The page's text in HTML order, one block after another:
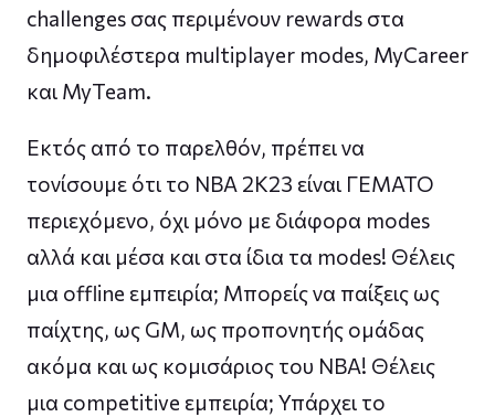
challenges σας περιμένουν rewards στα
δημοφιλέστερα multiplayer modes, MyCareer
και MyTeam.
Εκτός από το παρελθόν, πρέπει να
τονίσουμε ότι το NBA 2K23 είναι ΓΕΜΑΤΟ
περιεχόμενο, όχι μόνο με διάφορα modes
αλλά και μέσα και στα ίδια τα modes! Θέλεις
μια offline εμπειρία; Μπορείς να παίξεις ως
παίχτης, ως GM, ως προπονητής ομάδας
ακόμα και ως κομισάριος του NBA! Θέλεις
μια competitive εμπειρία; Υπάρχει το